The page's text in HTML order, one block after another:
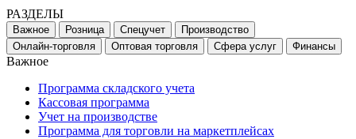
РАЗДЕЛЫ
Важное Розница Спецучет
Производство
Онлайн-торговля
Оптовая торговля Сфера услуг Финансы
Важное
Программа складского учета
Кассовая программа
Учет на производстве
Программа для торговли на маркетплейсах